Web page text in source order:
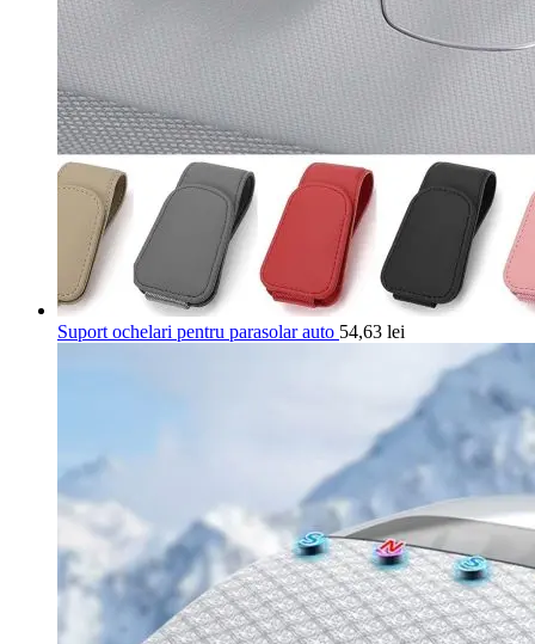
Suport ochelari pentru parasolar auto 54,63 lei